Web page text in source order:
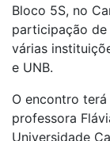
Bloco 5S, no
participação
várias
e UNB.
O encontro
professora
Universidade